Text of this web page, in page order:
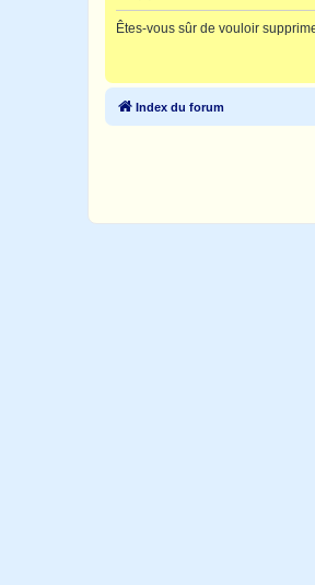
Êtes-vous sûr de vouloir
Index du forum